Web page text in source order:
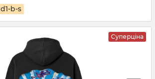
b-s
Суперціна